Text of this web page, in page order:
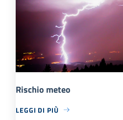
Rischio meteo
LEGGI DI PIÙ